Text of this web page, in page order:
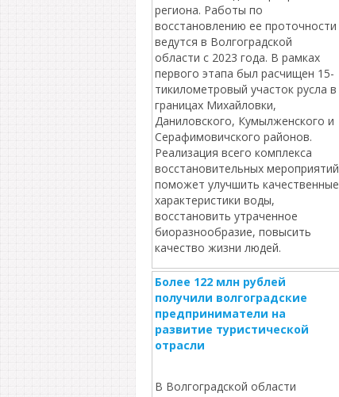
региона. Работы по
восстановлению ее проточности
ведутся в Волгоградской
области с 2023 года. В рамках
первого этапа был расчищен 15-
тикилометровый участок русла в
границах Михайловки,
Даниловского, Кумылженского и
Серафимовичского районов.
Реализация всего комплекса
восстановительных мероприятий
поможет улучшить качественные
характеристики воды,
восстановить утраченное
биоразнообразие, повысить
качество жизни людей.
Более 122 млн рублей
получили волгоградские
предприниматели на
развитие туристической
отрасли
В Волгоградской области